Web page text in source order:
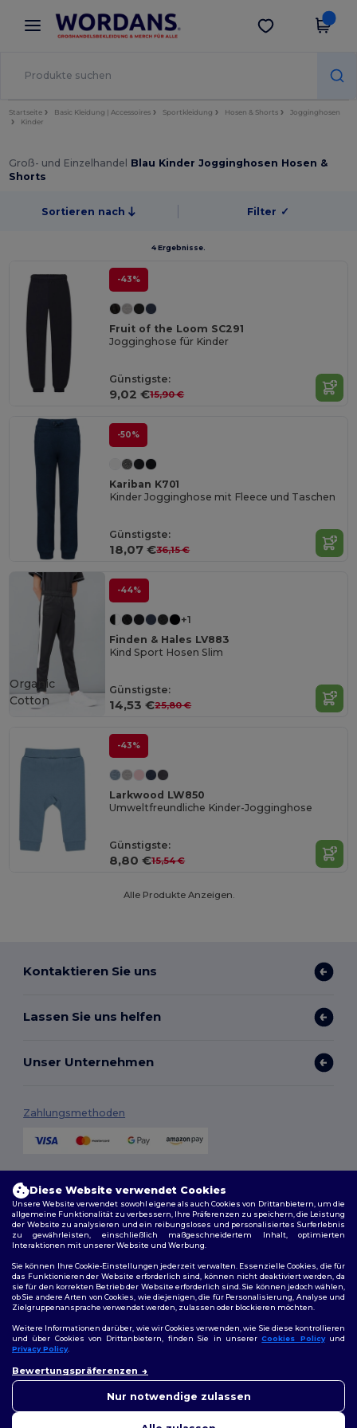
× Wordans App
Bessere Preise in der App!
App holen
Startseite Basic Kleidung | Accessoires Sportkleidung Hosen & Shorts
Jogginghosen
Kinder
Groß- und Einzelhandel Blau Kinder Jogginghosen Hosen &
Shorts
Sortieren nach Filter ✓
4 Ergebnisse.
-43%
Fruit of the Loom SC291
Jogginghose für Kinder
Günstigste:
9,02 €15,90 €
-50%
Kariban K701
Kinder Jogginghose mit Fleece und Taschen
Günstigste:
18,07 €36,15 €
-44%
+1
Finden & Hales LV883
Kind Sport Hosen Slim
Günstigste:
14,53 €25,80 €
Organic
Cotton
-43%
Larkwood LW850
Umweltfreundliche Kinder-Jogginghose
Günstigste:
8,80 €15,54 €
Alle Produkte Anzeigen.
Kontaktieren Sie uns
Lassen Sie uns helfen
Unser Unternehmen
Zahlungsmethoden
Allgemeine Geschäftsbedingungen
Datenschutzbestimmungen|Cookie-Richtlinie|Site Map
Folge uns
Diese Website verwendet Cookies
Unsere Website verwendet sowohl eigene als auch Cookies von Drittanbietern, um die
allgemeine Funktionalität zu verbessern, Ihre Präferenzen zu speichern, die Leistung
der Website zu analysieren und ein reibungsloses und personalisiertes Surferlebnis
zu gewährleisten, einschließlich maßgeschneidertem Inhalt, optimierten
Interaktionen mit unserer Website und Werbung.
Sie können Ihre Cookie-Einstellungen jederzeit verwalten. Essenzielle Cookies, die für
das Funktionieren der Website erforderlich sind, können nicht deaktiviert werden, da
sie für den korrekten Betrieb der Website erforderlich sind. Sie können jedoch wählen,
ob Sie andere Arten von Cookies, wie diejenigen, die für Personalisierung, Analyse und
Zielgruppenansprache verwendet werden, zulassen oder blockieren möchten.
Weitere Informationen darüber, wie wir Cookies verwenden, wie Sie diese kontrollieren
und über Cookies von Drittanbietern, finden Sie in unsererCookies Policyund
Privacy Policy.
Bewertungspräferenzen
Nur notwendige zulassen
uns jederzeit kontaktieren.